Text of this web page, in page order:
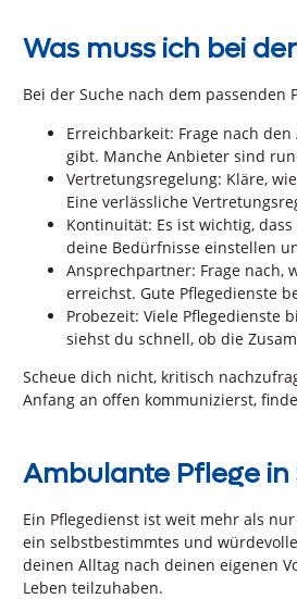
Was muss ich bei
Bei der Suche nach dem passenden
Erreichbarkeit: Frage nach
gibt. Manche Anbieter sind
Vertretungsregelung: Kläre,
Eine verlässliche
Kontinuität: Es ist wichtig,
deine Bedürfnisse einstellen
Ansprechpartner: Frage nach,
erreichst. Gute Pflegedienste
Probezeit: Viele Pflegedienste
siehst du schnell, ob die
Scheue dich nicht, kritisch
Anfang an offen kommunizierst,
Ambulante Pflege
Ein Pflegedienst ist weit mehr als
ein selbstbestimmtes und
deinen Alltag nach deinen eigenen
Leben teilzuhaben.